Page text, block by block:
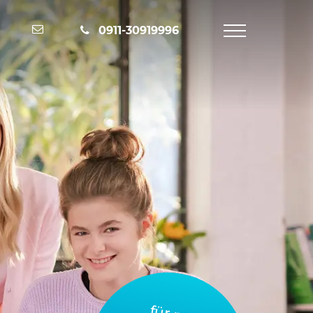
Nachricht schreiben
0911-30919996
Navigation